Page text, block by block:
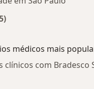
médicos mais
clínicos com Bradesco